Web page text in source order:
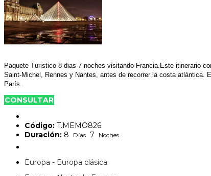
Paquete Turistico 8 dias 7 noches visitando Francia.Este itinerario
Saint-Michel, Rennes y Nantes, antes de recorrer la costa atlántica.
París.
CONSULTAR
Código: T.MEMO826
Duración: 8 Días 7 Noches
Europa - Europa clásica